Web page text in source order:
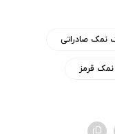
نمک صادراتی
قرمز